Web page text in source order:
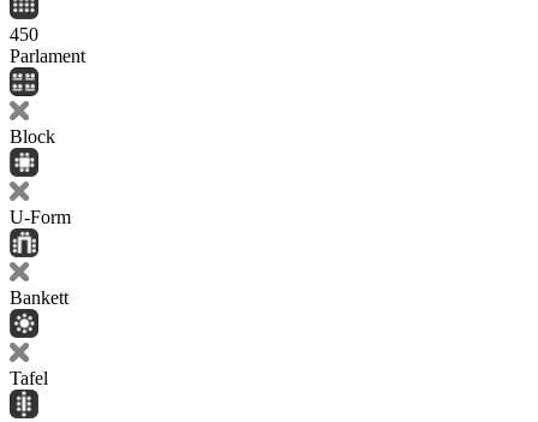
450
Parlament
Block
U-Form
Bankett
Tafel